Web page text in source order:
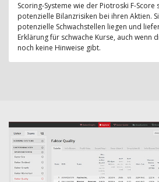
Scoring-Systeme wie der Piotroski F-
potenzielle Bilanzrisiken bei ihren Aktien.
potenzielle Schwachstellen liegen und
Erklärung für schwache Kurse, auch wenn
noch keine Hinweise gibt.